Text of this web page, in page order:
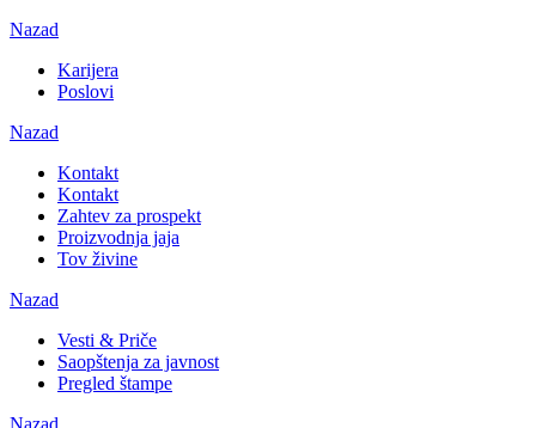
Nazad
Karijera
Poslovi
Nazad
Kontakt
Kontakt
Zahtev za prospekt
Proizvodnja jaja
Tov živine
Nazad
Vesti & Priče
Saopštenja za javnost
Pregled štampe
Nazad